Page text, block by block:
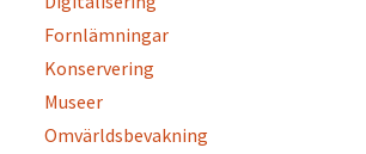
Fornlämningar
Konservering
Museer
Omvärldsbevakning